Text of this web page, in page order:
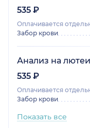
535 ₽
Оплачивается
Забор крови
Анализ на
535 ₽
Оплачивается
Забор крови
Показать все